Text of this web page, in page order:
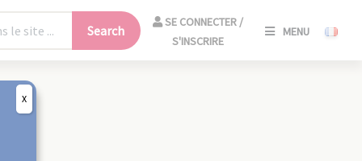
Search
SE CONNECTER /
S'INSCRIRE
MENU
X